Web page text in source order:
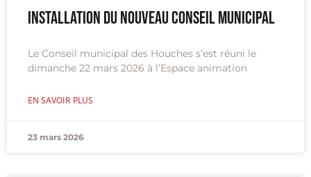
Installation du nouveau conseil municipal
Le Conseil municipal des Houches s’est réuni le
dimanche 22 mars 2026 à l’Espace animation
EN SAVOIR PLUS
23 mars 2026